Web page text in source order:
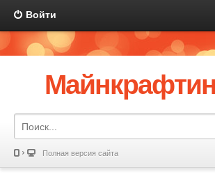
Войти
Полная версия сайта